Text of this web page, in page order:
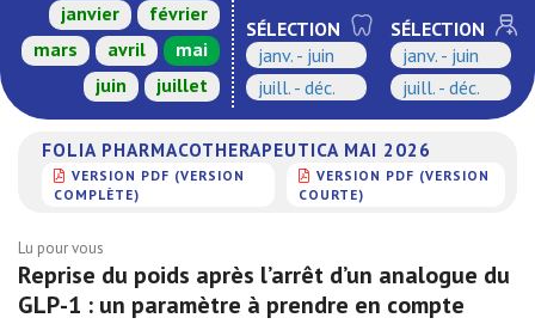
janvier
février
mars
avril
mai
juin
juillet
SÉLECTION
janv. - juin
juill. - déc.
SÉLECTION
janv. - juin
juill. - déc.
FOLIA PHARMACOTHERAPEUTICA MAI 2026
VERSION PDF (VERSION
COMPLÈTE)
VERSION PDF (VERSION
COURTE)
Lu pour vous
Reprise du poids après l’arrêt d’un analogue du
GLP-1 : un paramètre à prendre en compte